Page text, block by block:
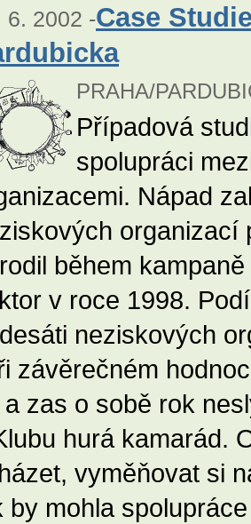
6. 2002 -Case
PRAHA/
Případová
spolupráci
Nápad
organizací
během
v roce 1998.
neziskových
závěrečném
zas o sobě rok
hurá kamarád.
vyměňovat si
by mohla